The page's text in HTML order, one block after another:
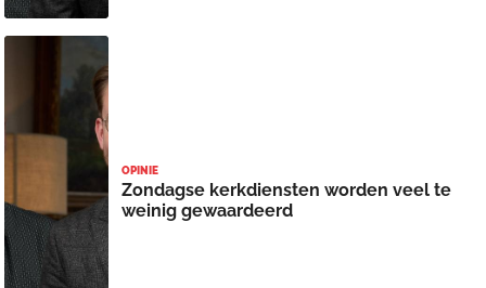
OPINIE
Zondagse kerkdiensten worden veel te
weinig gewaardeerd